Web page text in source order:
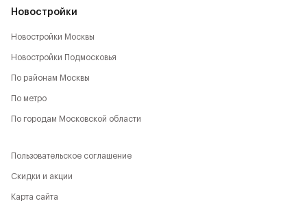
Новостройки
Новостройки Москвы
Новостройки Подмосковья
По районам Москвы
По метро
По городам Московской области
Пользовательское соглашение
Скидки и акции
Карта сайта